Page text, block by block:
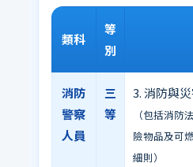
類科
等
別
消防
警察
人員
三
等
3. 消防與
（包括消
險物品及可
細則）